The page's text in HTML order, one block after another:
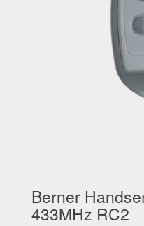
Berner
433MHz RC2